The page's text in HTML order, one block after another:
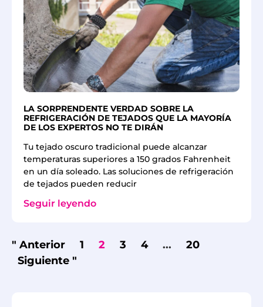
LA SORPRENDENTE VERDAD SOBRE LA
REFRIGERACIÓN DE TEJADOS QUE LA MAYORÍA
DE LOS EXPERTOS NO TE DIRÁN
Tu tejado oscuro tradicional puede alcanzar
temperaturas superiores a 150 grados Fahrenheit
en un día soleado. Las soluciones de refrigeración
de tejados pueden reducir
Seguir leyendo
" Anterior 1 2 3 4 ...
20
Siguiente "